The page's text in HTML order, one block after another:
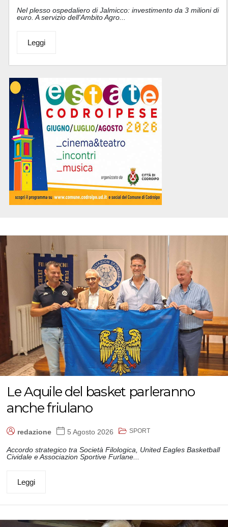
Nel plesso ospedaliero di Jalmicco: investimento da 3 milioni di
euro. A servizio dell'Ambito Agro...
Leggi
Le Aquile del basket parleranno
anche friulano
redazione 5 Agosto 2026 SPORT
Accordo strategico tra Società Filologica, United Eagles Basketball
Cividale e Associazion Sportive Furlane...
Leggi